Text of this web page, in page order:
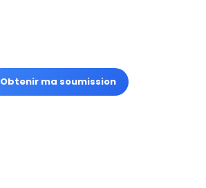
Obtenir ma soumission